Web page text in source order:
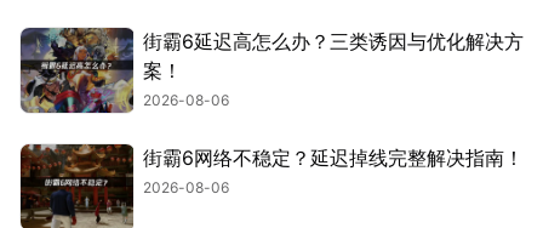
街霸6延迟高怎么办？三类诱因与优化解决方
案！
2026-08-06
街霸6网络不稳定？延迟掉线完整解决指南！
2026-08-06